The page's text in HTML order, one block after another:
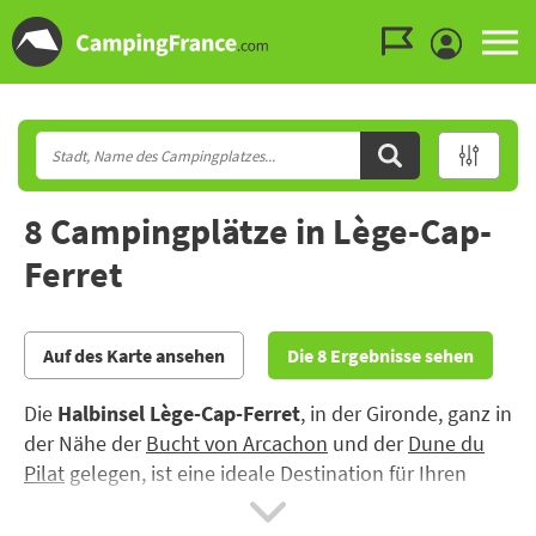
8 Campingplätze in Lège-Cap-
Ferret
Auf des Karte ansehen Die 8 Ergebnisse sehen
Die Halbinsel Lège-Cap-Ferret, in der Gironde, ganz in
der Nähe derBucht von Arcachon und derDune du
Pilat gelegen, ist eine ideale Destination für Ihren
Familienurlaub auf dem Campingplatz.